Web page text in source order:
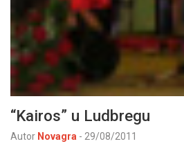
“Kairos” u Ludbregu
Autor Novagra - 29/08/2011